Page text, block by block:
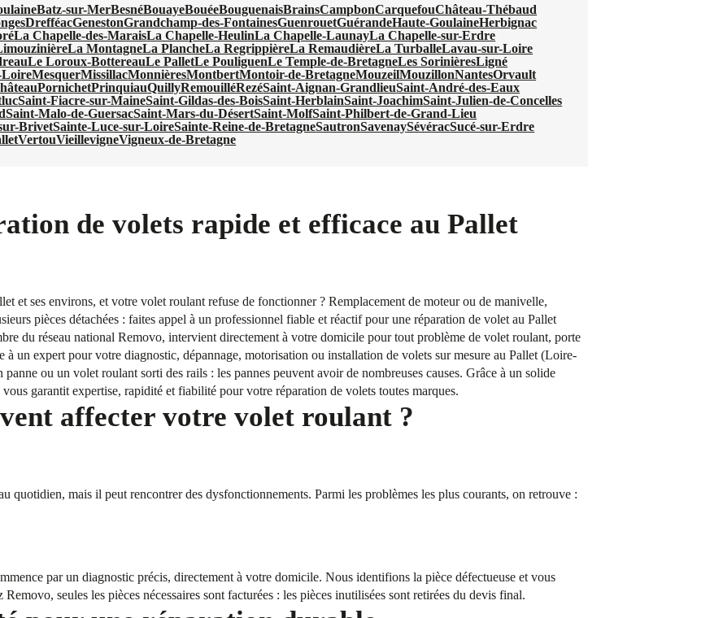
Batz-sur-MerBesnéBouayeBouéeBouguenaisBrainsCampbonCarquefouChâteau-Thébaud
DrefféacGenestonGrandchamp-des-FontainesGuenrouetGuérandeHaute-GoulaineHerbignac
La Chapelle-des-MaraisLa Chapelle-HeulinLa Chapelle-LaunayLa Chapelle-sur-Erdre
La MontagneLa PlancheLa RegrippièreLa RemaudièreLa TurballeLavau-sur-Loire
Le Loroux-BottereauLe PalletLe PouliguenLe Temple-de-BretagneLes SorinièresLigné
LoireMesquerMissillacMonnièresMontbertMontoir-de-BretagneMouzeilMouzillonNantesOrvault
PornichetPrinquiauQuillyRemouilléRezéSaint-Aignan-GrandlieuSaint-André-des-Eaux
Saint-Fiacre-sur-MaineSaint-Gildas-des-BoisSaint-HerblainSaint-JoachimSaint-Julien-de-Concelles
Saint-Malo-de-GuersacSaint-Mars-du-DésertSaint-MolfSaint-Philbert-de-Grand-Lieu
BrivetSainte-Luce-sur-LoireSainte-Reine-de-BretagneSautronSavenaySévéracSucé-sur-Erdre
VertouVieillevigneVigneux-de-Bretagne
de volets rapide et efficace au Pallet
et ses environs, et votre volet roulant refuse de fonctionner ? Remplacement de moteur ou de manivelle,
pièces détachées : faites appel à un professionnel fiable et réactif pour une réparation de volet au Pallet
du réseau national Removo, intervient directement à votre domicile pour tout problème de volet roulant, porte
à un expert pour votre diagnostic, dépannage, motorisation ou installation de volets sur mesure au Pallet (Loire-
ou un volet roulant sorti des rails : les pannes peuvent avoir de nombreuses causes. Grâce à un solide
garantit expertise, rapidité et fiabilité pour votre réparation de volets toutes marques.
affecter votre volet roulant ?
quotidien, mais il peut rencontrer des dysfonctionnements. Parmi les problèmes les plus courants, on retrouve :
par un diagnostic précis, directement à votre domicile. Nous identifions la pièce défectueuse et vous
seules les pièces nécessaires sont facturées : les pièces inutilisées sont retirées du devis final.